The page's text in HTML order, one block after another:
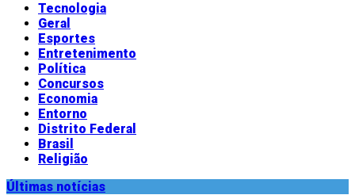
Tecnologia
Geral
Esportes
Entretenimento
Política
Concursos
Economia
Entorno
Distrito Federal
Brasil
Religião
Últimas notícias